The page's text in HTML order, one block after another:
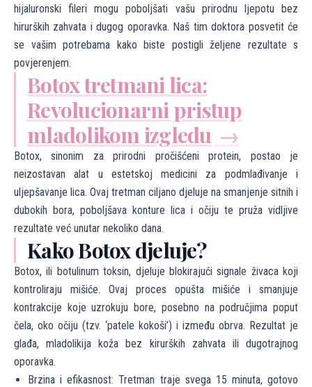
hijaluronski fileri mogu poboljšati vašu prirodnu ljepotu bez
hirurških zahvata i dugog oporavka. Naš tim doktora posvetit će
se vašim potrebama kako biste postigli željene rezultate s
povjerenjem.
Botox tretmani lica:
Revolucionarni pristup
mladolikom izgledu
Botox, sinonim za prirodni pročišćeni protein, postao je
neizostavan alat u estetskoj medicini za podmlađivanje i
uljepšavanje lica. Ovaj tretman ciljano djeluje na smanjenje sitnih i
dubokih bora, poboljšava konture lica i očiju te pruža vidljive
rezultate već unutar nekoliko dana.
Kako Botox djeluje?
Botox, ili botulinum toksin, djeluje blokirajući signale živaca koji
kontroliraju mišiće. Ovaj proces opušta mišiće i smanjuje
kontrakcije koje uzrokuju bore, posebno na područjima poput
čela, oko očiju (tzv. ‘patele kokoši’) i između obrva. Rezultat je
glađa, mladolikija koža bez kirurških zahvata ili dugotrajnog
oporavka.
Brzina i efikasnost: Tretman traje svega 15 minuta, gotovo